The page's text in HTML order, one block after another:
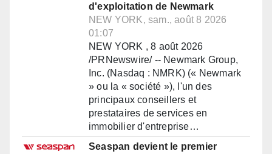
d'exploitation de Newmark
NEW YORK, sam., août 8 2026
01:07
NEW YORK , 8 août 2026
/PRNewswire/ -- Newmark Group,
Inc. (Nasdaq : NMRK) (« Newmark
» ou la « société »), l'un des
principaux conseillers et
prestataires de services en
immobilier d'entreprise…
Seaspan devient le premier